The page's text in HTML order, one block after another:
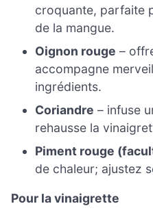
croquante, parfaite
de la mangue.
Oignon rouge –
accompagne
ingrédients.
Coriandre – infuse
rehausse la
Piment rouge
de chaleur; ajustez
Pour la vinaigrette